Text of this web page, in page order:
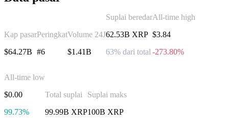
Kap pasar
$64.27B
Peringkat
#6
Volume 24J
$1.41B
Suplai beredar
62.53B XRP
63% dari total
All-time high
$3.84
-273.80%
All-time low
$0.00
99.73%
Total suplai
99.99B XRP
Suplai maks
100B XRP